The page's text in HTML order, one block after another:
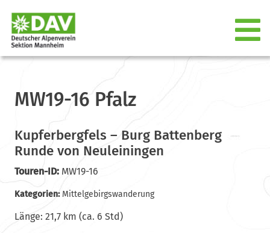
MW19-16 Pfalz
Kupferbergfels – Burg Battenberg
Runde von Neuleiningen
Touren-ID:MW19-16
Kategorien: Mittelgebirgswanderung
Länge: 21,7 km (ca. 6 Std)